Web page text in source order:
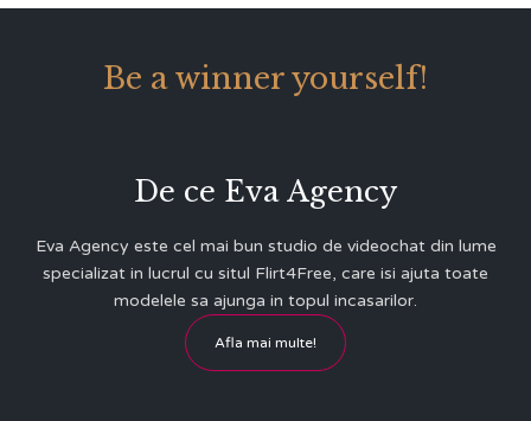
Be a winner yourself!
De ce Eva Agency
Eva Agency este cel mai bun studio de videochat din lume
specializat in lucrul cu situl Flirt4Free, care isi ajuta toate
modelele sa ajunga in topul incasarilor.
Afla mai multe!